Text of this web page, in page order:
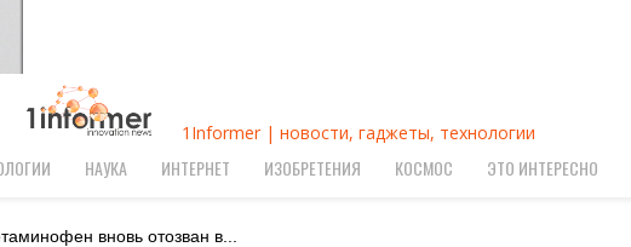
1Informer | новости, гаджеты, технологии
НАУКА ИНТЕРНЕТ ИЗОБРЕТЕНИЯ КОСМОС ЭТО ИНТЕРЕСНО
вновь отозван в...